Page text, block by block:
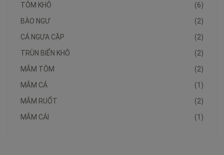
(6)
TÔM KHÔ
(2)
BÀO NGƯ
(2)
CÁ NGỰA CẶP
(2)
TRÙN BIỂN KHÔ
(2)
MẮM TÔM
(1)
MẮM CÁ
(2)
MẮM RUỐT
(1)
MẮM CÁI